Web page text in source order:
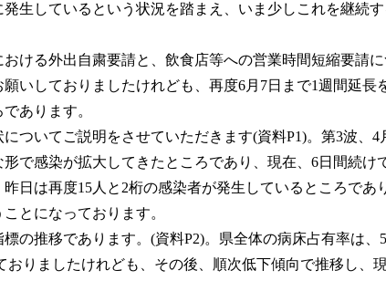
生しているという状況を踏まえ、いま少しこれを継続
おける外出自粛要請と、飲食店等への営業時間短縮要請
願いしておりましたけれども、再度6月7日まで1週間延長
あります。
ついてご説明をさせていただきます(資料P1)。第3波、4
で感染が拡大してきたところであり、現在、6日間続け
昨日は再度15人と2桁の感染者が発生しているところであ
とになっております。
の推移であります。(資料P2)。県全体の病床占有率は、
おりましたけれども、その後、順次低下傾向で推移し、